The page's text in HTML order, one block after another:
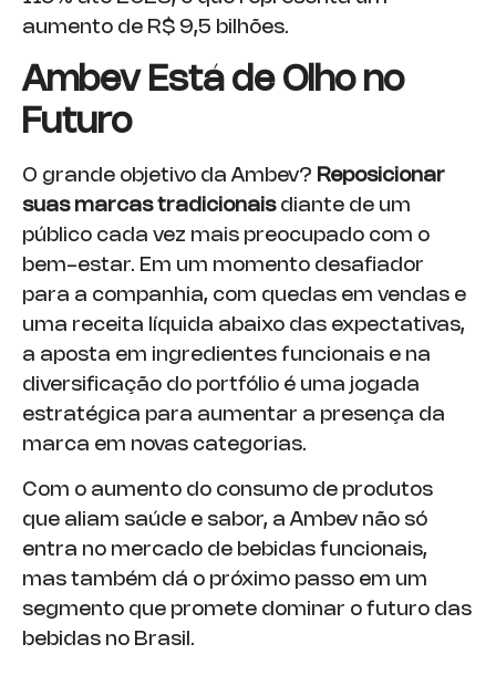
aumento de R$ 9,5 bilhões.
Ambev Está de Olho no
Futuro
O grande objetivo da Ambev? Reposicionar
suas marcas tradicionaisdiante de um
público cada vez mais preocupado com o
bem-estar. Em um momento desafiador
para a companhia, com quedas em vendas e
uma receita líquida abaixo das expectativas,
a aposta em ingredientes funcionais e na
diversificação do portfólio é uma jogada
estratégica para aumentar a presença da
marca em novas categorias.
Com o aumento do consumo de produtos
que aliam saúde e sabor, a Ambev não só
entra no mercado de bebidas funcionais,
mas também dá o próximo passo em um
segmento que promete dominar o futuro das
bebidas no Brasil.